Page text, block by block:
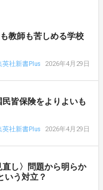
教師も苦しめる学校
英社新書Plus 2026年4月29日
民皆保険をよりよいも
英社新書Plus 2026年4月29日
直し〉問題から明らか
いう対立？